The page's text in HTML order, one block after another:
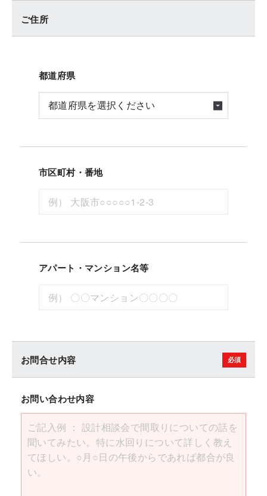
ご住所
都道府県
市区町村・番地
アパート・マンション名等
お問合せ内容
お問い合わせ内容